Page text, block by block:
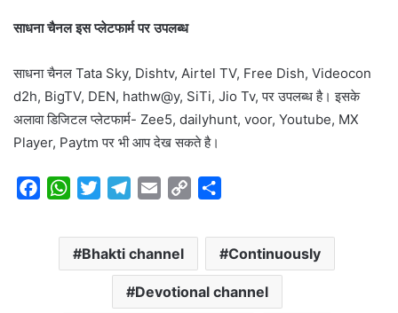
साधना चैनल इस प्लेटफार्म पर उपलब्ध
साधना चैनल Tata Sky, Dishtv, Airtel TV, Free Dish, Videocon
d2h, BigTV, DEN, hathw@y, SiTi, Jio Tv, पर उपलब्ध है। इसके
अलावा डिजिटल प्लेटफार्म- Zee5, dailyhunt, voor, Youtube, MX
Player, Paytm पर भी आप देख सकते है।
W
a
t
i
t
l
e
g
r
a
i
l
p
L
i
a
r
e
Bhakti channel Continuously
Devotional channel